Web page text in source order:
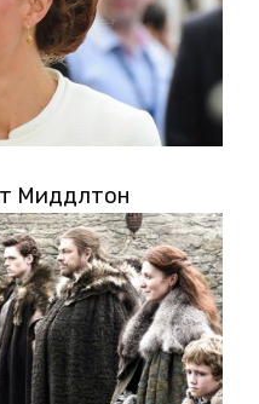
Миддлтон